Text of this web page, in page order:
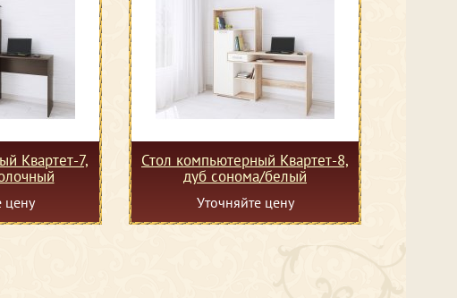
Квартет-7,
цену
Стол компьютерный Квартет-8,
дуб сонома/белый
Уточняйте цену